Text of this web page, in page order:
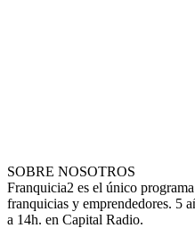
SOBRE NOSOTROS
Franquicia2 es el único
franquicias y emprendedores. 5
a 14h. en Capital Radio.